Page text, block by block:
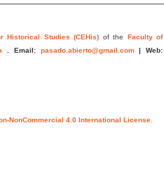
Historical Studies (CEHis) of the Faculty of
Email: pasado.abierto@gmail.com|Web:
NonCommercial 4.0 International License.